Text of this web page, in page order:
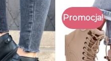
Promocja!